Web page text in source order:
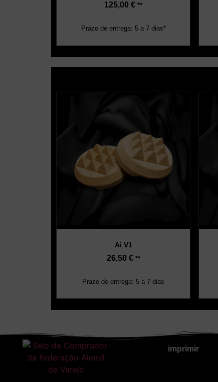
125,00 € **
Prazo de entrega: 5 a 7 dias*
Ai V1
26,50 € **
Prazo de entrega: 5 a 7 dias
imprimir